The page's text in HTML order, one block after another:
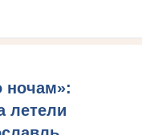
ночам»:
летели